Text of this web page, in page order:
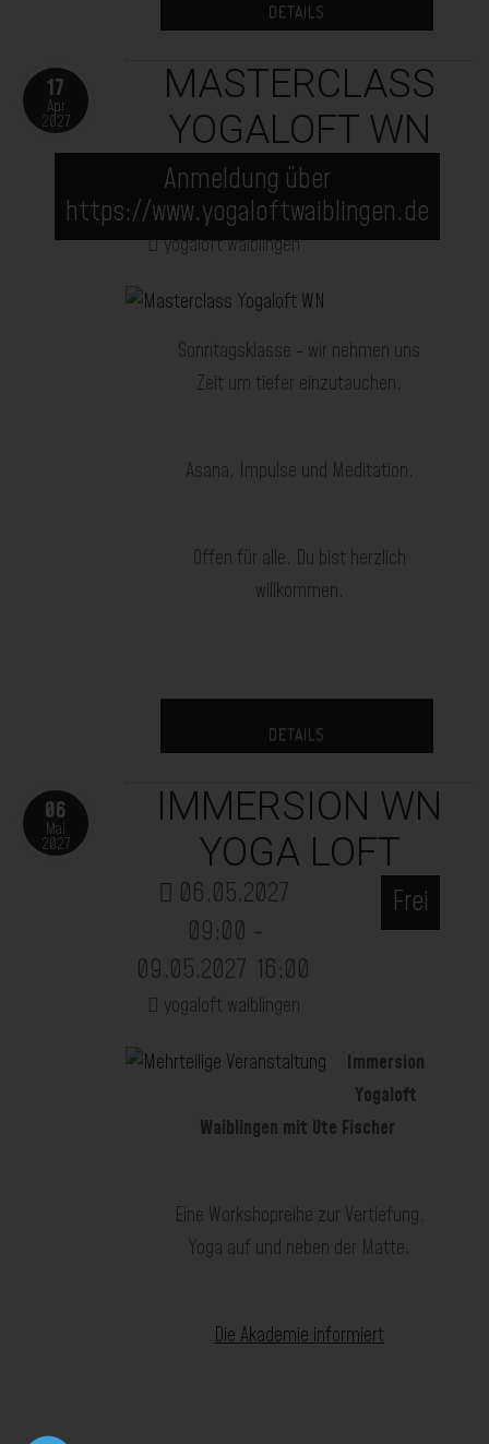
DETAILS
17
Apr
2027
MASTERCLASS
YOGALOFT WN
17.04.2027 12:00
- 14:00
yogaloft waiblingen
Anmeldung über
https://www.yogaloftwaiblingen.de
Sonntagsklasse - wir nehmen uns
Zeit um tiefer einzutauchen.
Asana, Impulse und Meditation.
Offen für alle. Du bist herzlich
willkommen.
DETAILS
06
Mai
2027
IMMERSION WN
YOGA LOFT
06.05.2027
09:00 -
09.05.2027 16:00
yogaloft waiblingen
Frei
Immersion
Yogaloft
Waiblingen mit Ute Fischer
Eine Workshopreihe zur Vertiefung.
Yoga auf und neben der Matte.
Die Akademie informiert